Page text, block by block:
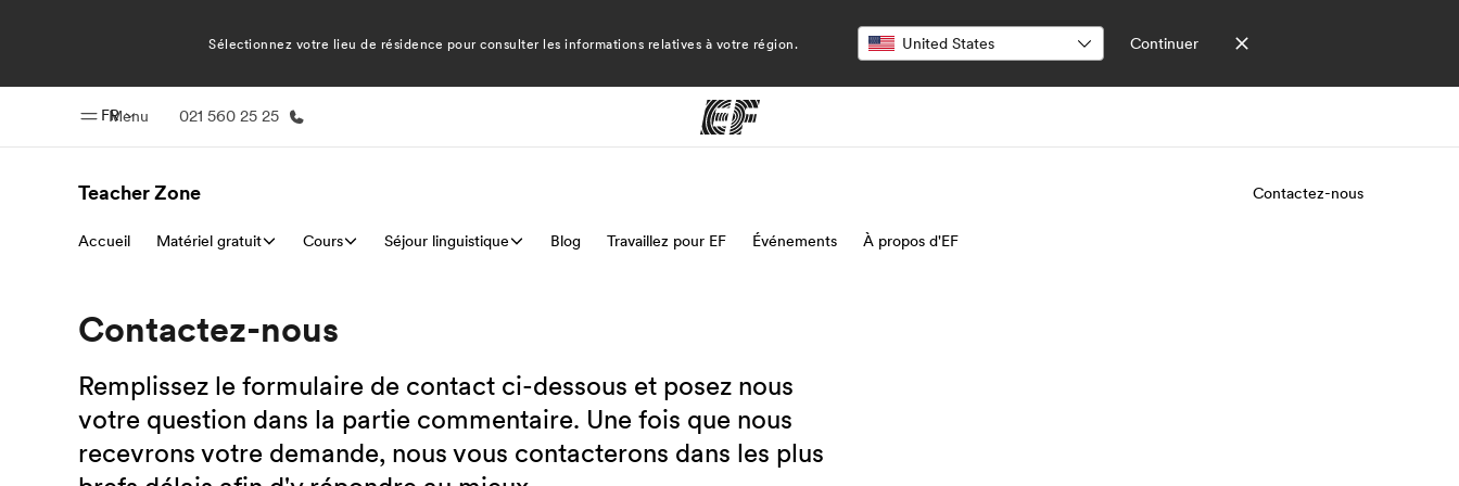
Sélectionnez votre lieu de résidence pour consulter les informations relatives à votre région. Continuer
Menu
FR 021 560 25 25
Accueil Programmes Bureaux A propos de nous
Teacher Zone Contactez-nous
Accueil Matériel gratuit Cours Séjour linguistique Blog Travaillez pour EF Événements À propos d'EF
Contactez-nous
Remplissez le formulaire de contact ci-dessous et posez nous
votre question dans la partie commentaire. Une fois que nous
recevrons votre demande, nous vous contacterons dans les plus